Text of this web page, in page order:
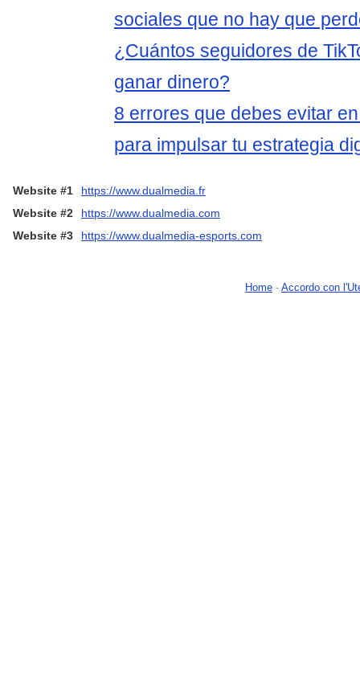
sociales que no hay que
¿Cuántos seguidores de
ganar dinero?
8 errores que debes evitar
para impulsar tu estrategia
Website #1
https://www.dualmedia.fr
Website #2
https://www.dualmedia.com
Website #3
https://www.dualmedia-esports.com
Home - Accordo con